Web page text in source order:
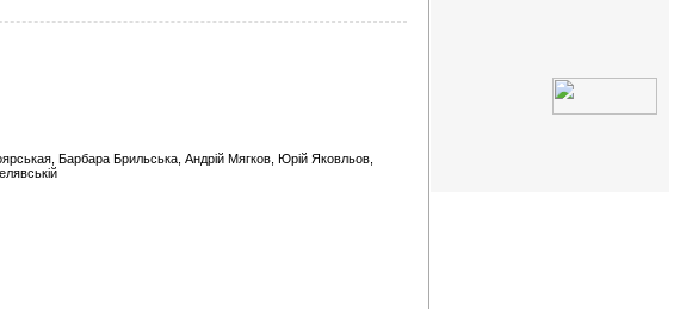
Барбара Брильська, Андрій Мягков, Юрій Яковльов,